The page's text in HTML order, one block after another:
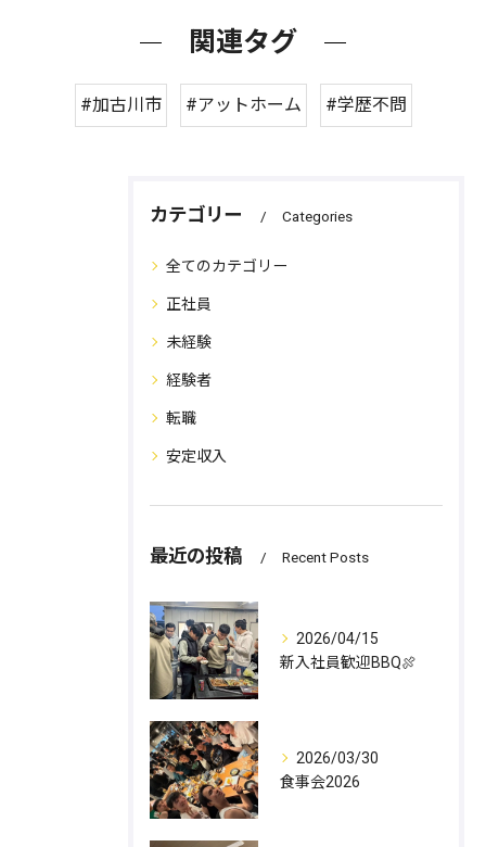
関連タグ
#加古川市 #アットホーム #学歴不問
カテゴリー Categories
全てのカテゴリー
正社員
未経験
経験者
転職
安定収入
最近の投稿 Recent Posts
2026/04/15
新入社員歓迎BBQ🍖
2026/03/30
食事会2026